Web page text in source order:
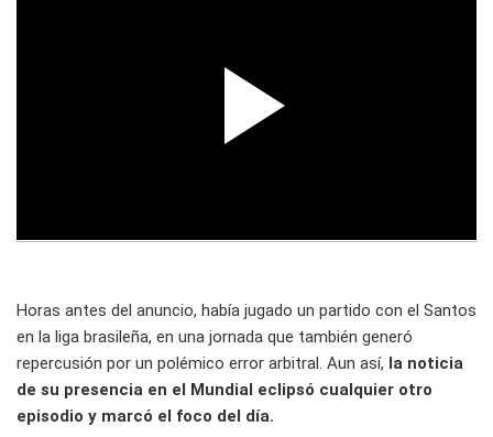
Horas antes del anuncio, había jugado un partido con el Santos
en la liga brasileña, en una jornada que también generó
repercusión por un polémico error arbitral. Aun así, la noticia
de su presencia en el Mundial eclipsó cualquier otro
episodio y marcó el foco del día.